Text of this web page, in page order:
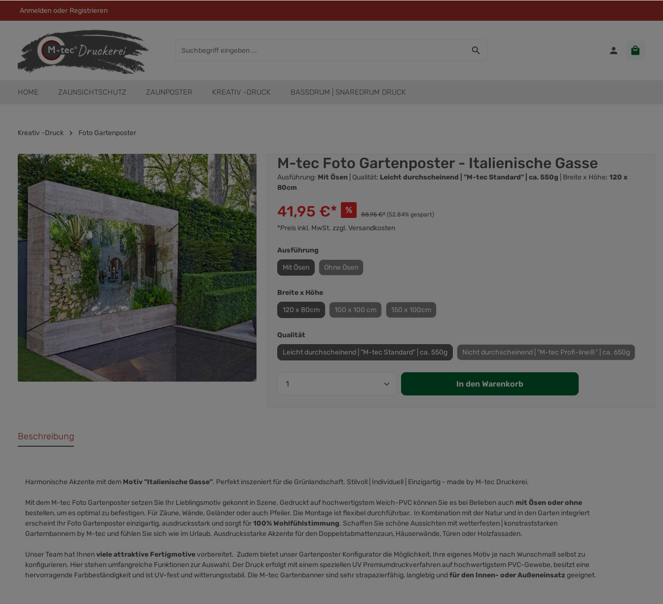
Anmelden oder Registrieren
HOME ZAUNSICHTSCHUTZ ZAUNPOSTER KREATIV -DRUCK BASSDRUM | SNAREDRUM DRUCK
Kreativ -Druck Foto Gartenposter
M-tec Foto Gartenposter - Italienische Gasse
Ausführung: Mit Ösen | Qualität: Leicht durchscheinend | "M-tec Standard" | ca. 550g | Breite x Höhe: 120 x
80cm
41,95 €* % 88,95 €* (52.84% gespart)
*Preis inkl. MwSt. zzgl. Versandkosten
Ausführung
Mit Ösen Ohne Ösen
Breite x Höhe
120 x 80cm 100 x 100 cm 150 x 100cm
Qualität
Leicht durchscheinend | "M-tec Standard" | ca. 550g Nicht durchscheinend | "M-tec Profi-line®" | ca. 650g
In den Warenkorb
Beschreibung
Harmonische Akzente mit dem Motiv "Italienische Gasse". Perfekt inszeniert für die Grünlandschaft. Stilvoll | Individuell | Einzigartig - made by M-tec Druckerei.
Mit dem M-tec Foto Gartenposter setzen Sie Ihr Lieblingsmotiv gekonnt in Szene. Gedruckt auf hochwertigstem Weich-PVC können Sie es bei Belieben auch mit Ösen oder ohne
bestellen, um es optimal zu befestigen. Für Zäune, Wände, Geländer oder auch Pfeiler. Die Montage ist flexibel durchführbar. In Kombination mit der Natur und in den Garten integriert
erscheint Ihr Foto Gartenposter einzigartig, ausdrucksstark und sorgt für100% Wohlfühlstimmung. Schaffen Sie schöne Aussichten mit wetterfesten | konstraststarken
Garternbannern by M-tec und fühlen Sie sich wie im Urlaub. Ausdrucksstarke Akzente für den Doppelstabmattenzaun, Häuserwände, Türen oder Holzfassaden.
UnserTeam hat Ihnenviele attraktive Fertigmotivevorbereitet. Zudem bietet unser Gartenposter Konfiguratordie Möglichkeit, Ihre eigenes Motiv je nach Wunschmaß selbst zu
konfigurieren. Hier stehen umfangreiche Funktionen zur Auswahl. Der Druck erfolgt mit einem speziellen UV Premiumdruckverfahren auf hochwertigstem PVC-Gewebe, besitzt eine
hervorragende Farbbeständigkeit und ist UV-fest und witterungsstabil. Die M-tec Gartenbanner sind sehr strapazierfähig, langlebig undfür den Innen- oder Außeneinsatz geeignet.